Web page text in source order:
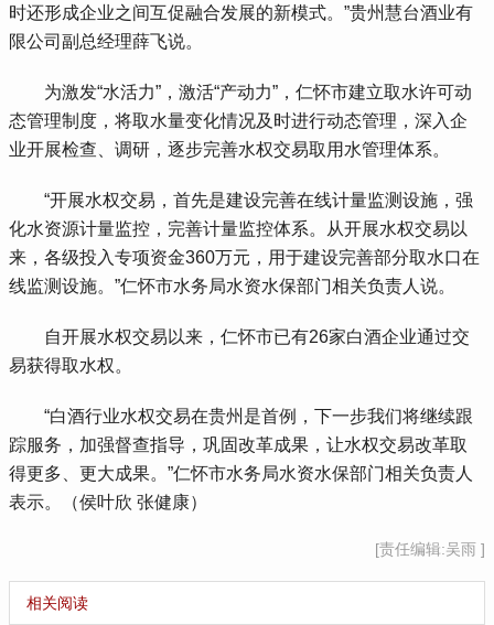
时还形成企业之间互促融合发展的新模式。”贵州慧台酒业有
限公司副总经理薛飞说。
为激发“水活力”，激活“产动力”，仁怀市建立取水许可动
态管理制度，将取水量变化情况及时进行动态管理，深入企
业开展检查、调研，逐步完善水权交易取用水管理体系。
“开展水权交易，首先是建设完善在线计量监测设施，强
化水资源计量监控，完善计量监控体系。从开展水权交易以
来，各级投入专项资金360万元，用于建设完善部分取水口在
线监测设施。”仁怀市水务局水资水保部门相关负责人说。
自开展水权交易以来，仁怀市已有26家白酒企业通过交
易获得取水权。
“白酒行业水权交易在贵州是首例，下一步我们将继续跟
踪服务，加强督查指导，巩固改革成果，让水权交易改革取
得更多、更大成果。”仁怀市水务局水资水保部门相关负责人
表示。（侯叶欣 张健康）
[责任编辑:吴雨 ]
相关阅读